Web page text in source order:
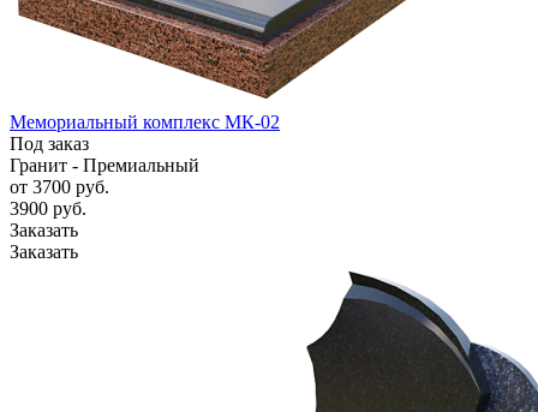
Мемориальный комплекс МК-02
Под заказ
Гранит - Премиальный
от 3700 руб.
3900 руб.
Заказать
Заказать